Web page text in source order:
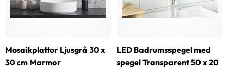
Mosaikplattor Ljusgrå 30 x
30 cm Marmor
LED Badrumsspegel med
spegel Transparent 50 x 20